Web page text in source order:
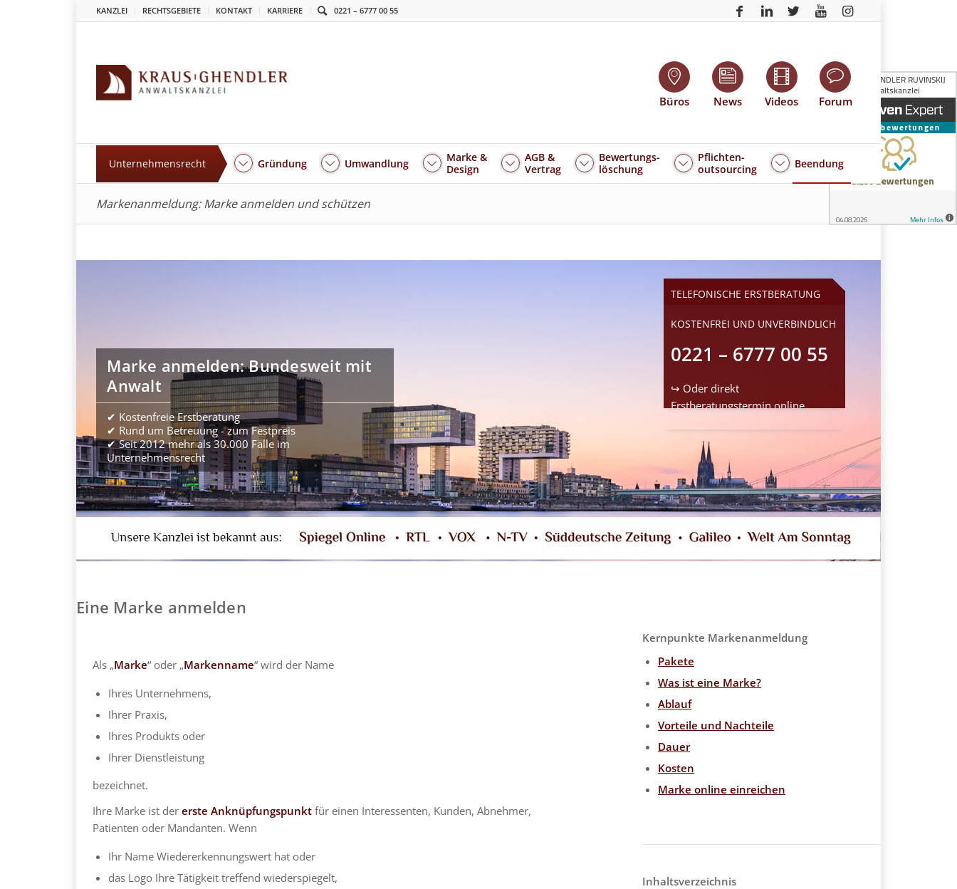
KANZLEI RECHTSGEBIETE KONTAKT KARRIERE 0221 – 6777 00 55
Büros News Videos Forum
Unternehmensrecht Gründung Umwandlung
Marke &
Design
AGB &
Vertrag
Bewertungs-
löschung
Pflichten-
outsourcing
Beendung
Markenanmeldung: Marke anmelden und schützen
Marke anmelden: Bundesweit mit
Anwalt
✔ Kostenfreie Erstberatung
✔ Rund um Betreuung - zum Festpreis
✔ Seit 2012 mehr als 30.000 Fälle im
Unternehmensrecht
TELEFONISCHE ERSTBERATUNG
KOSTENFREI UND UNVERBINDLICH
0221 – 6777 00 55
↪ Oder direkt
Erstberatungsterminonline
Eine Marke anmelden
Als „Marke“ oder „Markenname“ wird der Name
Ihres Unternehmens,
Ihrer Praxis,
Ihres Produkts oder
Ihrer Dienstleistung
bezeichnet.
Ihre Marke ist dererste Anknüpfungspunktfür einen Interessenten, Kunden, Abnehmer,
Patienten oder Mandanten. Wenn
Ihr Name Wiedererkennungswert hat oder
das Logo Ihre Tätigkeit treffend wiederspiegelt,
Kernpunkte Markenanmeldung
Pakete
Was ist eine Marke?
Ablauf
Vorteile und Nachteile
Dauer
Kosten
Marke online einreichen
Inhaltsverzeichnis